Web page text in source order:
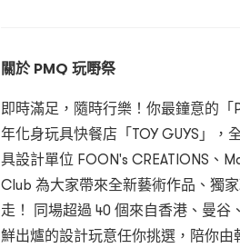
關於 PMQ 玩嘢祭
即時滿足，隨時行樂！你最鐘意的「
年化身玩具快餐店「TOY GUYS」
具設計單位 FOON's CREATIONS、
Club 為大家帶來全新藝術作品、獨
走！ 同場超過 40 個來自香港、曼
鮮出爐的設計玩意任你挑選，陪你由